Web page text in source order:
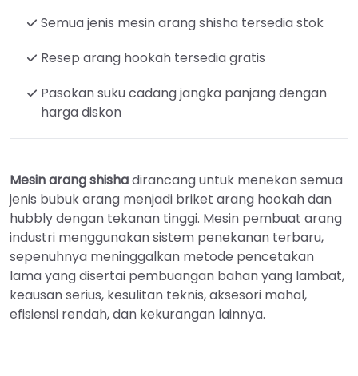
Semua jenis mesin arang shisha tersedia stok
Resep arang hookah tersedia gratis
Pasokan suku cadang jangka panjang dengan
harga diskon
Mesin arang shishadirancang untuk menekan semua
jenis bubuk arang menjadi briket arang hookah dan
hubbly dengan tekanan tinggi. Mesin pembuat arang
industri menggunakan sistem penekanan terbaru,
sepenuhnya meninggalkan metode pencetakan
lama yang disertai pembuangan bahan yang lambat,
keausan serius, kesulitan teknis, aksesori mahal,
efisiensi rendah, dan kekurangan lainnya.